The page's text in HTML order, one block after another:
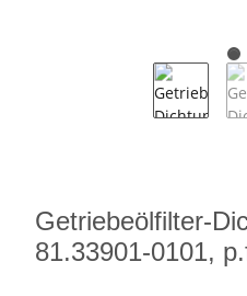
Getriebeölfilter-
81.33901-0101,